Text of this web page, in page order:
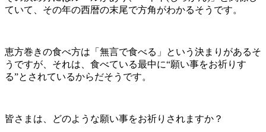
ていて、その年の西暦の末尾で方角がわかるそうです。
恵方巻きの食べ方は「無言で食べる」という決まりがあるそ
うですが、それは、食べている最中に“願い事をお祈りす
る”とされているからだそうです。
皆さまは、どのような願い事をお祈りされますか？